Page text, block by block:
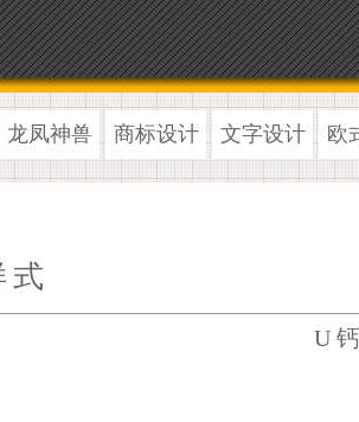
龙凤神兽 商标设计 文字设计 欧
式
U